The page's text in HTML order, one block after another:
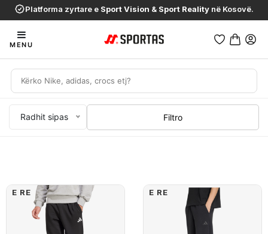
Platforma zyrtare e Sport Vision & Sport Reality në Kosovë.
MENU
Radhit sipas Filtro
E RE E RE